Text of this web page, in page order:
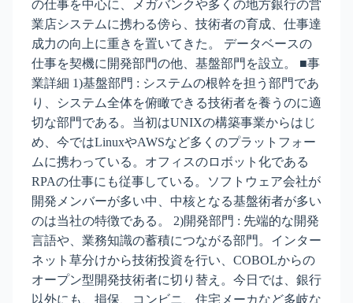
の仕事を中心に、メガバンクや多くの地方銀行の営
業店システムに携わる傍ら、技術者の育成、仕事達
成力の向上に重きを置いてきた。 データベースの
仕事を契機に開発部門の他、基盤部門を設立。 ■事
業詳細 1)基盤部門 : システムの根幹を担う部門であ
り、システム全体を俯瞰できる技術者を養うのに適
切な部門である。当初はUNIXの構築事業からはじ
め、今ではLinuxやAWSなど多くのプラットフォー
ムに携わっている。オフィスのロボット化である
RPAの仕事にも従事している。ソフトウェア会社が
開発メンバーが多い中、中核となる基盤術者が多い
のは当社の特徴である。 2)開発部門 : 先端的な開発
言語や、業務知識の蓄積につながる部門。インター
ネット草分けから技術投資を行い、COBOLからの
オープン型開発技術者に切り替え。今日では、銀行
以外にも、損保、コンビニ、住宅メーカなど多岐な